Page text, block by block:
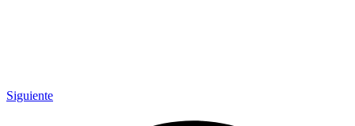
Siguiente